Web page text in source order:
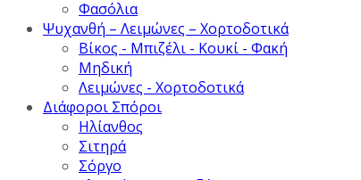
Φασόλια
Ψυχανθή – Λειμώνες – Χορτοδοτικά
Βίκος - Μπιζέλι - Κουκί - Φακή
Μηδική
Λειμώνες - Χορτοδοτικά
Διάφοροι Σπόροι
Ηλίανθος
Σιτηρά
Σόργο